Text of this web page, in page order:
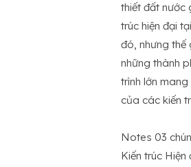
thiết đất nước
trúc hiện đại
đó, nhưng thế
những thành
trình lớn
của các kiến
Notes 03
Kiến trúc